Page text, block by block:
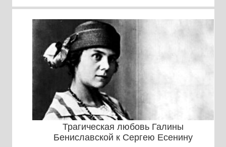
Трагическая любовь Галины
Бениславской к Сергею Есенину